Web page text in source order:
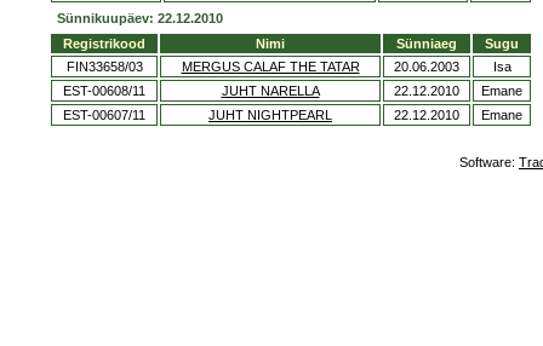
Sünnikuupäev: 22.12.2010
Registrikood
Nimi Sünniaeg
Sugu
FIN33658/03
MERGUS CALAF THE TATAR 20.06.2003
Isa
EST-00608/11
JUHT NARELLA 22.12.2010
Emane
EST-00607/11
JUHT NIGHTPEARL 22.12.2010 Emane
Software: